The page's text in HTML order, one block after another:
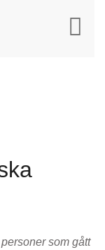
som gått